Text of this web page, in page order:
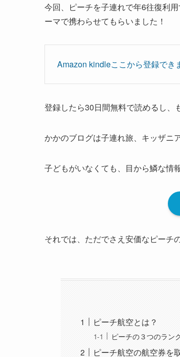
今回、ピーチを子連れで年6往復利
ーマで携わらせてもらいました！
Amazon kindleここから登録でき
登録したら30日間無料で読めるし、
かかのブログは子連れ旅、キッザニ
子どもがいなくても、目から鱗な情
それでは、ただでさえ安価なピーチ
ピーチ航空とは？
ピーチの３つのラン
ピーチ航空の航空券を